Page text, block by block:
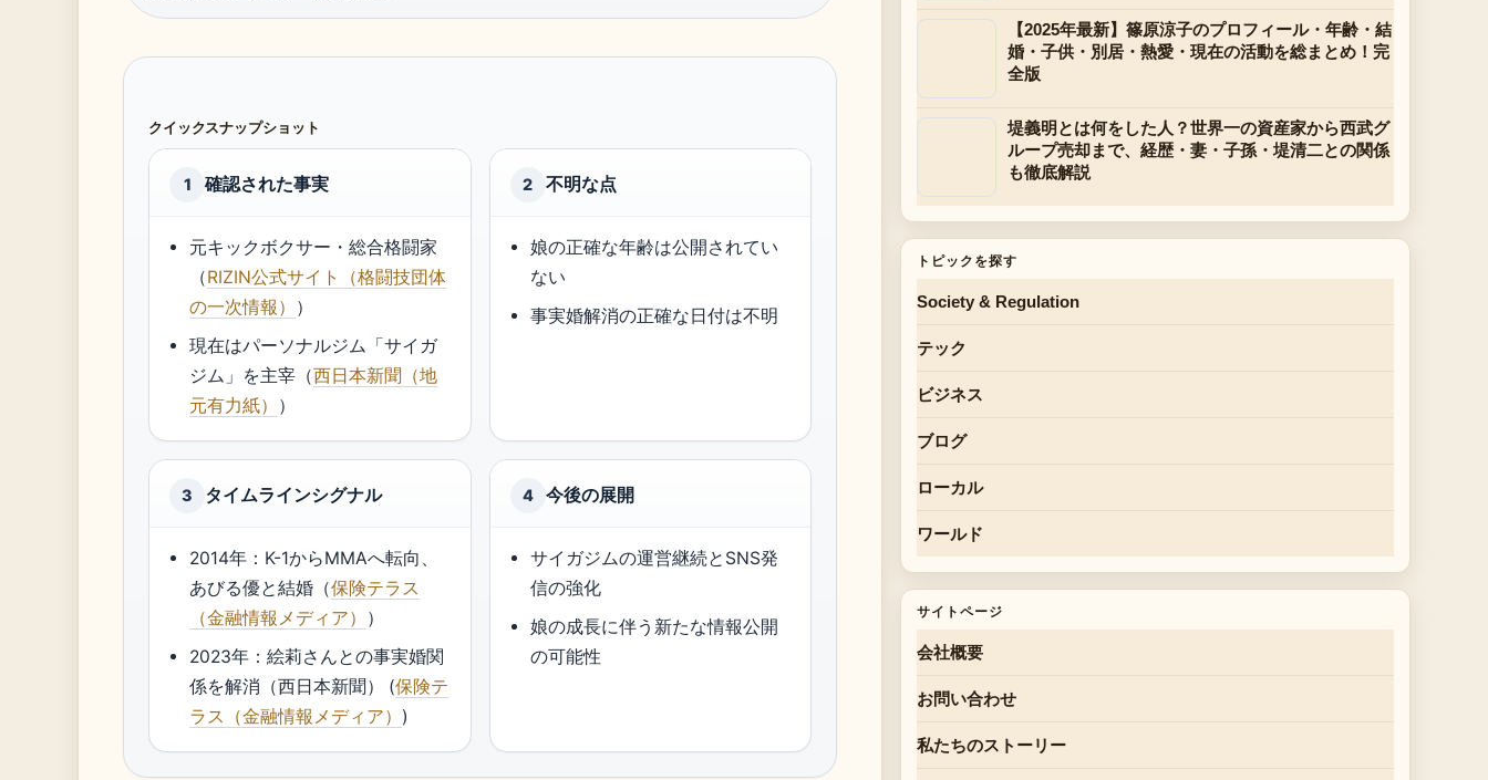
クイックスナップショット
1 確認された事実
元キックボクサー・総合格闘家
（RIZIN公式サイト（格闘技団体
の一次情報） ）
現在はパーソナルジム「サイガ
ジム」を主宰（西日本新聞（地
元有力紙） ）
2 不明な点
娘の正確な年齢は公開されてい
ない
事実婚解消の正確な日付は不明
3 タイムラインシグナル
2014年：K-1からMMAへ転向、
あびる優と結婚（保険テラス
（金融情報メディア） ）
2023年：絵莉さんとの事実婚関
係を解消（西日本新聞） (保険テ
ラス（金融情報メディア） )
4 今後の展開
サイガジムの運営継続とSNS発
信の強化
娘の成長に伴う新たな情報公開
の可能性
【2025年最新】篠原涼子のプロフィール・年齢・結
婚・子供・別居・熱愛・現在の活動を総まとめ！完
全版
堤義明とは何をした人？世界一の資産家から西武グ
ループ売却まで、経歴・妻・子孫・堤清二との関係
も徹底解説
トピックを探す
Society & Regulation
テック
ビジネス
ブログ
ローカル
ワールド
サイトページ
会社概要
お問い合わせ
私たちのストーリー